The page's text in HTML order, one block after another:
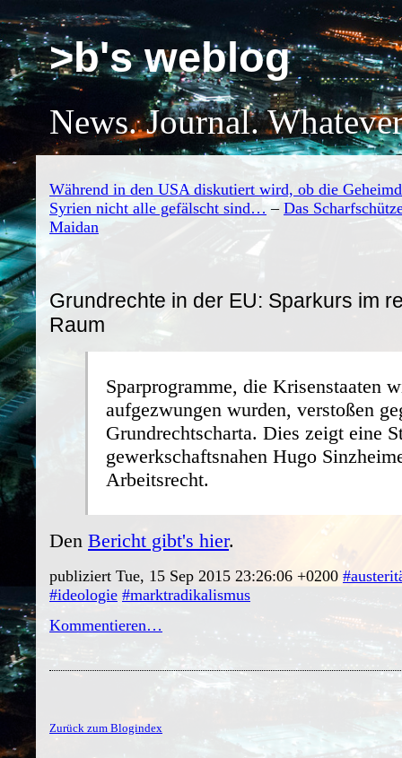
>b's weblog
News. Journal.
Während in den USA diskutiert wird, ob die
Syrien nicht alle gefälscht sind… – Das
Maidan
Grundrechte in der EU: Sparkurs im
Raum
Sparprogramme, die Krisenstaaten
aufgezwungen wurden, verstoßen
Grundrechtscharta. Dies zeigt eine
gewerkschaftsnahen Hugo
Arbeitsrecht.
Den Bericht gibt's hier.
publiziert Tue, 15 Sep 2015 23:26:06 +0200
#ideologie #marktradikalismus
Kommentieren…
Zurück zum Blogindex